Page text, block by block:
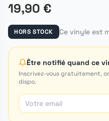
19,90 €
HORS STOCK Ce vinyle est
Être notifié quand ce
Inscrivez-vous gratuitement,
dispo.